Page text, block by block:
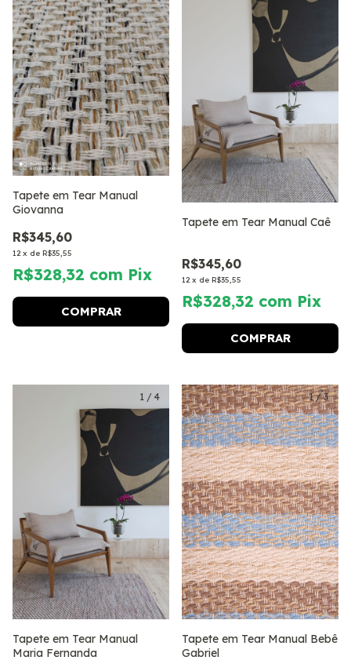
Tapete em Tear Manual
Giovanna
R$345,60
12 x de R$35,55
R$328,32 com Pix
COMPRAR
Tapete em Tear Manual Caê
R$345,60
12 x de R$35,55
R$328,32 com Pix
COMPRAR
1 / 4
Tapete em Tear Manual
Maria Fernanda
1/3
Tapete em Tear Manual Bebê
Gabriel